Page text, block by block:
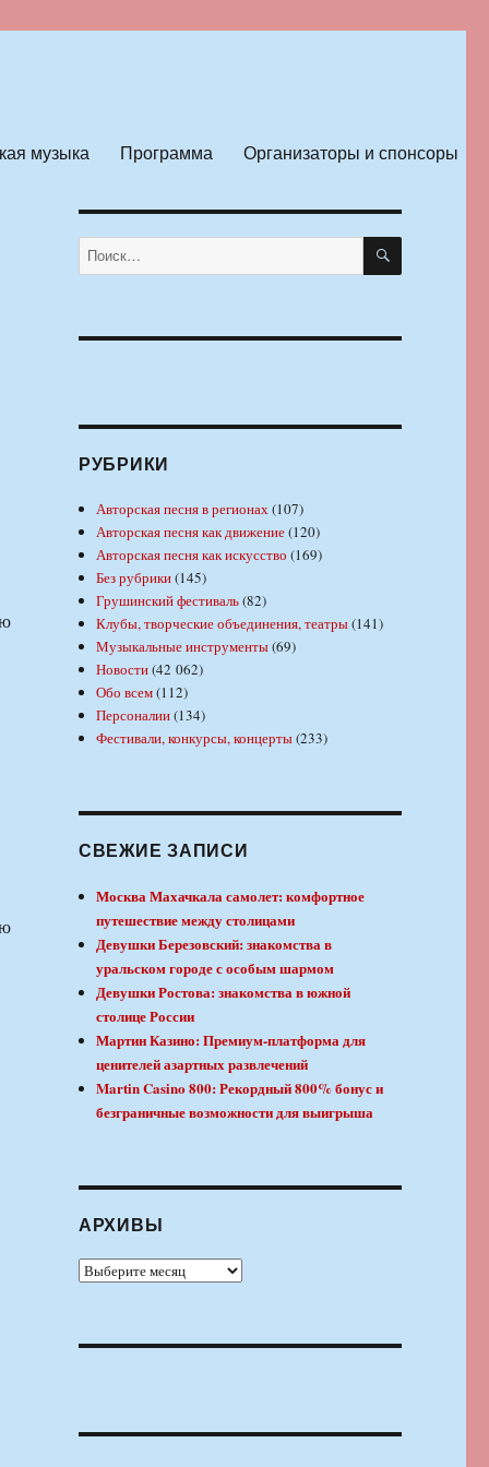
музыка Программа Организаторы и спонсоры
Искать: ПОИСК
РУБРИКИ
Авторская песня в регионах(107)
Авторская песня как движение(120)
Авторская песня как искусство (169)
Без рубрики(145)
Грушинский фестиваль(82)
Клубы, творческие объединения, театры(141)
Музыкальные инструменты(69)
Новости(42 062)
Обо всем(112)
Персоналии(134)
Фестивали, конкурсы, концерты(233)
СВЕЖИЕ ЗАПИСИ
Москва Махачкала самолет: комфортное
путешествие между столицами
Девушки Березовский: знакомства в
уральском городе с особым шармом
Девушки Ростова: знакомства в южной
столице России
Мартин Казино: Премиум-платформа для
ценителей азартных развлечений
Martin Casino 800: Рекордный 800% бонус и
безграничные возможности для выигрыша
АРХИВЫ
Архивы